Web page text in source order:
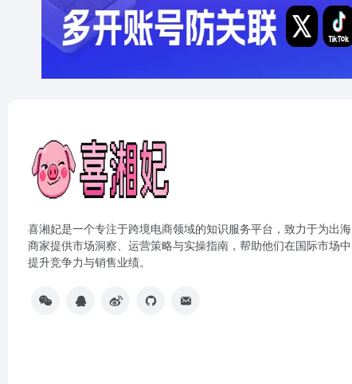
喜湘妃是一个专注于跨境电商领域的知识服务平台，致力于为出海
商家提供市场洞察、运营策略与实操指南，帮助他们在国际市场中
提升竞争力与销售业绩。